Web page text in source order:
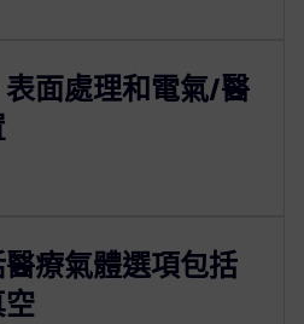
面處理和電氣/醫
療氣體選項包括